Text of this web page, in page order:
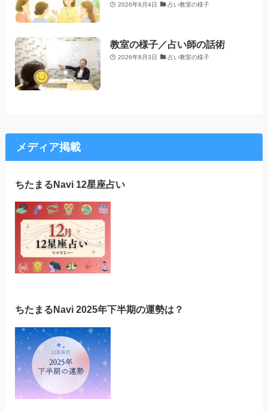
2026年8月4日 占い教室の様子
教室の様子／占い師の話術
2026年8月3日 占い教室の様子
メディア掲載
ちたまるNavi 12星座占い
ちたまるNavi 2025年下半期の運勢は？